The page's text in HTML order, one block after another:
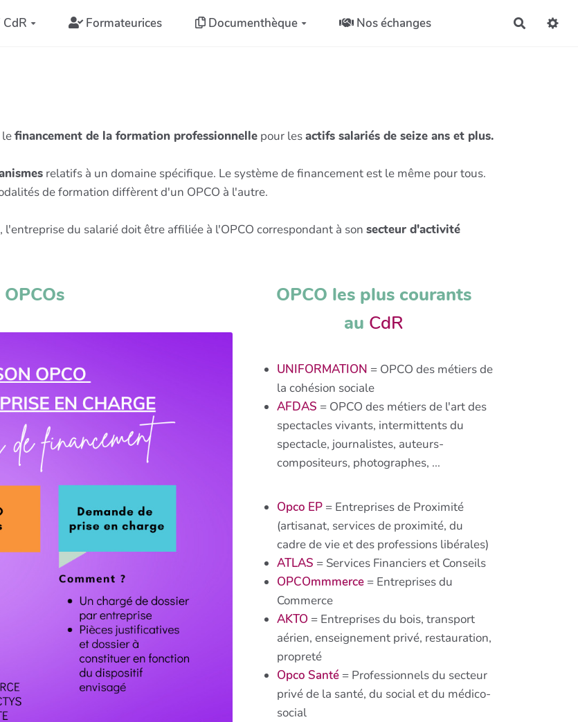
Formateurices Documenthèque Nos échanges
lefinancement de la formation professionnelle pour lesactifs salariés de seize ans et plus.
relatifs à un domaine spécifique. Le système de financement est le même pour tous.
de formation diffèrent d'un OPCO à l'autre.
du salarié doit être affiliée à l'OPCO correspondant à son secteur d'activité
OPCO les plus courants
au CdR
UNIFORMATION = OPCO des métiers de
la cohésion sociale
AFDAS = OPCO des métiers de l'art des
spectacles vivants, intermittents du
spectacle, journalistes, auteurs-
compositeurs, photographes, ...
Opco EP = Entreprises de Proximité
(artisanat, services de proximité, du
cadre de vie et des professions libérales)
ATLAS = Services Financiers et Conseils
OPCOmmmerce = Entreprises du
Commerce
AKTO = Entreprises du bois, transport
aérien, enseignement privé, restauration,
propreté
Opco Santé = Professionnels du secteur
privé de la santé, du social et du médico-
social